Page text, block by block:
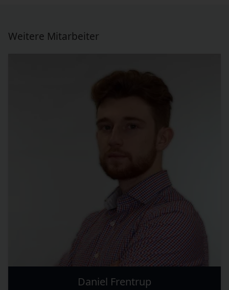
Weitere Mitarbeiter
Daniel Frentrup